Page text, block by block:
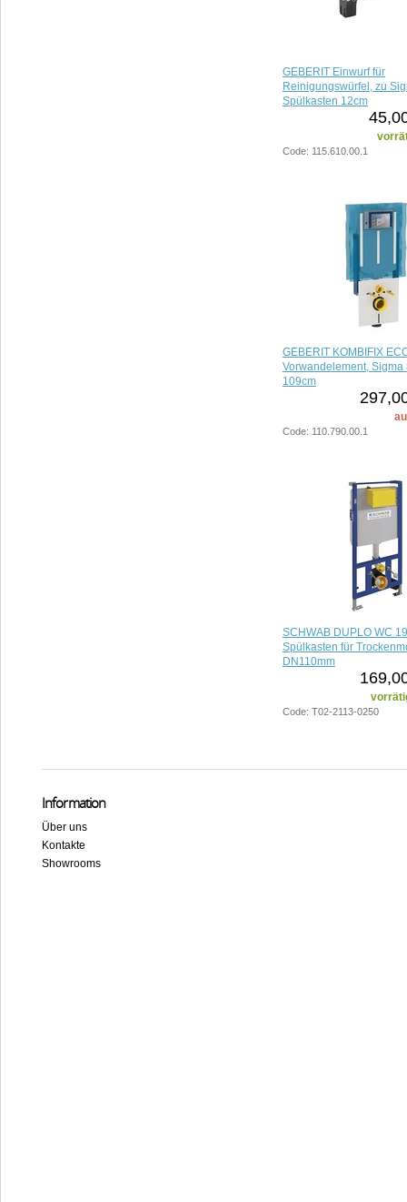
GEBERIT Einwurf für
Reinigungswürfel, zu
Spülkasten 12cm
Code: 115.610.00.1
GEBERIT KOMBIFIX
Vorwandelement, Sigma
109cm
Code: 110.790.00.1
SCHWAB DUPLO WC
Spülkasten für
DN110mm
Code: T02-2113-0250
Information
Über uns
Kontakte
Showrooms